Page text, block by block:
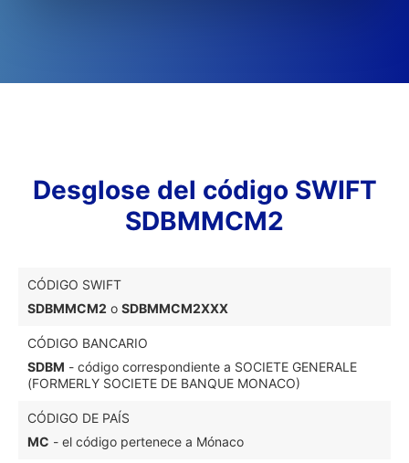
Desglose del código SWIFT
SDBMMCM2
CÓDIGO SWIFT
SDBMMCM2 o SDBMMCM2XXX
CÓDIGO BANCARIO
SDBM - código correspondiente a SOCIETE GENERALE
(FORMERLY SOCIETE DE BANQUE MONACO)
CÓDIGO DE PAÍS
MC - el código pertenece a Mónaco